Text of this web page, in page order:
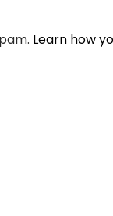
Learn how